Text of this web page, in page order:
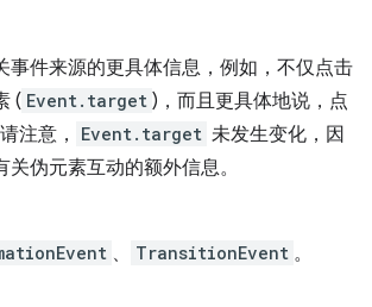
事件来源的更具体信息，例如，不仅点击
( Event.target )，而且更具体地说，点
注意， Event.target 未发生变化，因
伪元素互动的额外信息。
、 TransitionEvent 。